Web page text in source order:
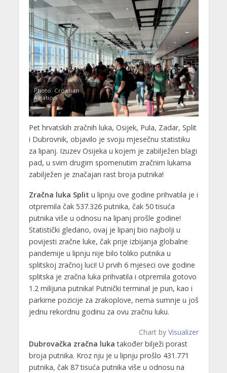
Photo: Croatian
Aviation
Pet hrvatskih zračnih luka, Osijek, Pula, Zadar, Split
i Dubrovnik, objavilo je svoju mjesečnu statistiku
za lipanj. Izuzev Osijeka u kojem je zabilježen blagi
pad, u svim drugim spomenutim zračnim lukama
zabilježen je značajan rast broja putnika!
Zračna luka Split u lipnju ove godine prihvatila je i
otpremila čak 537.326 putnika, čak 50 tisuća
putnika više u odnosu na lipanj prošle godine!
Statistički gledano, ovaj je lipanj bio najbolji u
povijesti zračne luke, čak prije izbijanja globalne
pandemije u lipnju nije bilo toliko putnika u
splitskoj zračnoj luci! U prvih 6 mjeseci ove godine
splitska je zračna luka prihvatila i otpremila gotovo
1.2 milijuna putnika! Putnički terminal je pun, kao i
parkirne pozicije za zrakoplove, nema sumnje u još
jednu rekordnu godinu za ovu zračnu luku.
Chart by Visualizer
Dubrovačka zračna luka također bilježi porast
broja putnika. Kroz nju je u lipnju prošlo 431.771
putnika, čak 87 tisuća putnika više u odnosu na